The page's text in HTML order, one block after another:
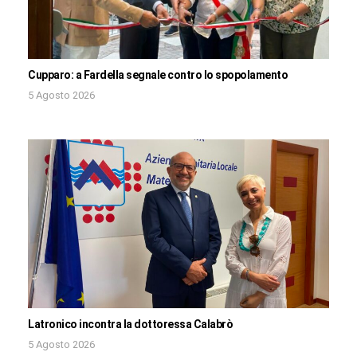
Cupparo: a Fardella segnale contro lo spopolamento
5 Agosto 2026
Latronico incontra la dottoressa Calabrò
5 Agosto 2026